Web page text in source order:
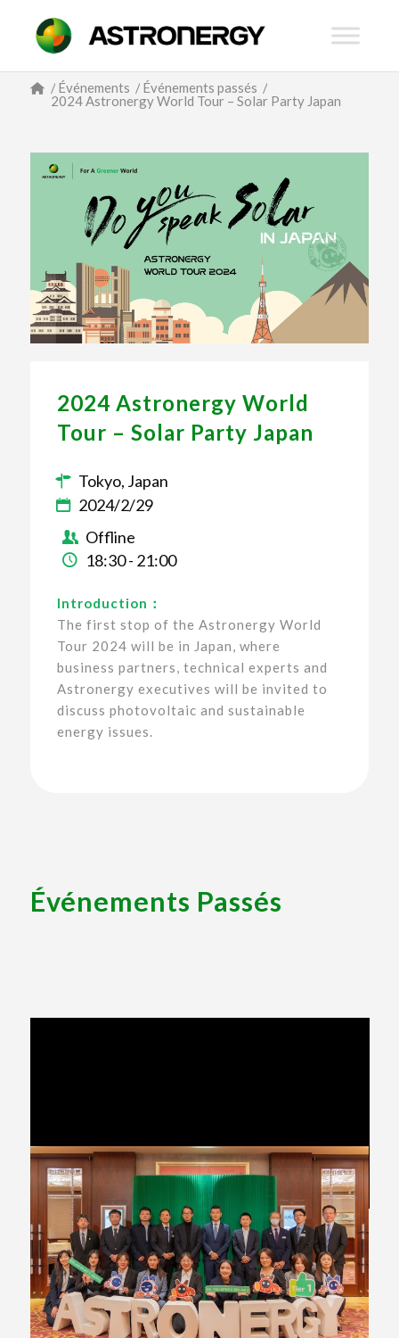
/ Événements / Événements passés /
2024 Astronergy World Tour – Solar Party Japan
2024 Astronergy World
Tour – Solar Party Japan
Tokyo, Japan
2024/2/29
Offline
18:30 - 21:00
Introduction：
The first stop of the Astronergy World
Tour 2024 will be in Japan, where
business partners, technical experts and
Astronergy executives will be invited to
discuss photovoltaic and sustainable
energy issues.
Événements Passés